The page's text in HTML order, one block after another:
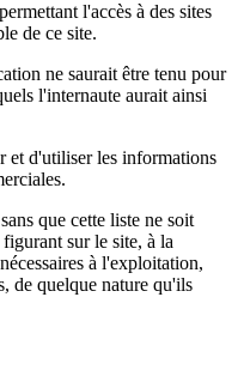
l'accès à des sites
de ce site.
ne saurait être tenu pour
l'internaute aurait ainsi
et d'utiliser les informations
que cette liste ne soit
sur le site, à la
à l'exploitation,
de quelque nature qu'ils